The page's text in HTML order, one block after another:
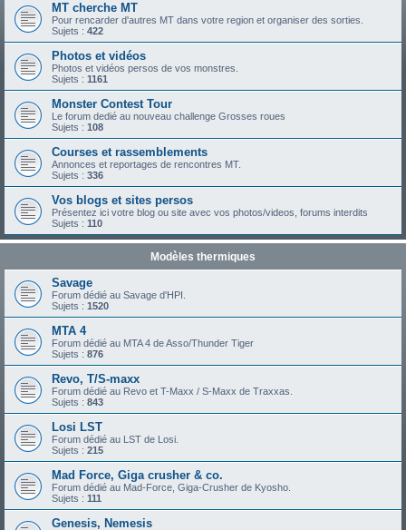
MT cherche MT
Pour rencarder d'autres MT dans votre region et organiser des sorties.
Sujets : 422
Photos et vidéos
Photos et vidéos persos de vos monstres.
Sujets : 1161
Monster Contest Tour
Le forum dedié au nouveau challenge Grosses roues
Sujets : 108
Courses et rassemblements
Annonces et reportages de rencontres MT.
Sujets : 336
Vos blogs et sites persos
Présentez ici votre blog ou site avec vos photos/videos, forums interdits
Sujets : 110
Modèles thermiques
Savage
Forum dédié au Savage d'HPI.
Sujets : 1520
MTA 4
Forum dédié au MTA 4 de Asso/Thunder Tiger
Sujets : 876
Revo, T/S-maxx
Forum dédié au Revo et T-Maxx / S-Maxx de Traxxas.
Sujets : 843
Losi LST
Forum dédié au LST de Losi.
Sujets : 215
Mad Force, Giga crusher & co.
Forum dédié au Mad-Force, Giga-Crusher de Kyosho.
Sujets : 111
Genesis, Nemesis